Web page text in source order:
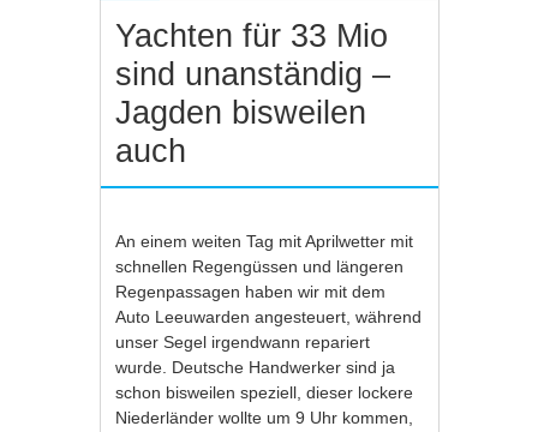
Yachten für 33 Mio
sind unanständig –
Jagden bisweilen
auch
An einem weiten Tag mit Aprilwetter mit
schnellen Regengüssen und längeren
Regenpassagen haben wir mit dem
Auto Leeuwarden angesteuert, während
unser Segel irgendwann repariert
wurde. Deutsche Handwerker sind ja
schon bisweilen speziell, dieser lockere
Niederländer wollte um 9 Uhr kommen,